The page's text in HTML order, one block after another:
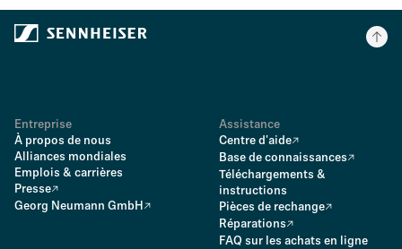
Entreprise
À propos de nous
Alliances mondiales
Emplois & carrières
Presse
Georg Neumann GmbH
Assistance
Centre d'aide
Base de connaissances
Téléchargements &
instructions
Pièces de rechange
Réparations
FAQ sur les achats en ligne